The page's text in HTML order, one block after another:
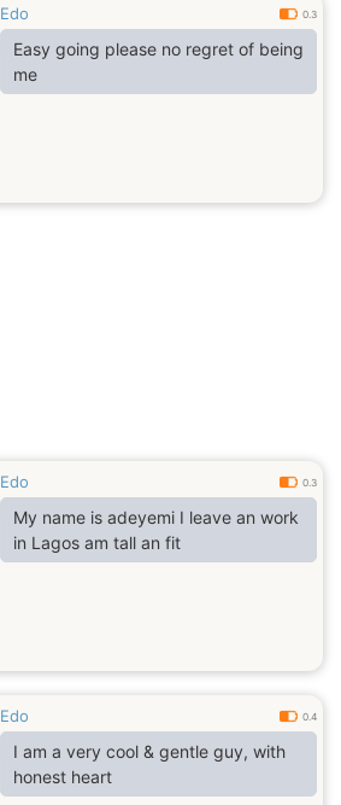
Edo 0.3
Easy going please no regret of being
me
Edo 0.3
My name is adeyemi I leave an work
in Lagos am tall an fit
Edo 0.4
I am a very cool & gentle guy, with
honest heart